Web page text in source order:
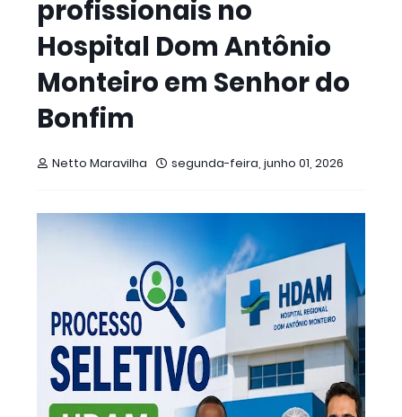
profissionais no
Hospital Dom Antônio
Monteiro em Senhor do
Bonfim
Netto Maravilha segunda-feira, junho 01, 2026